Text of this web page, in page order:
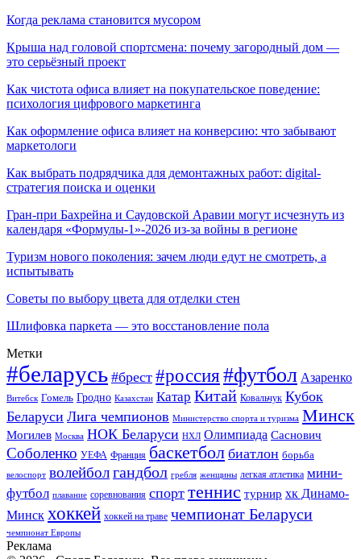
Когда реклама становится мусором
Крыша над головой спортсмена: почему загородный дом —
это серьёзный проект
Как чистота офиса влияет на покупательское поведение:
психология цифрового маркетинга
Как оформление офиса влияет на конверсию: что забывают
маркетологи
Как выбрать подрядчика для демонтажных работ: digital-
стратегия поиска и оценки
Гран-при Бахрейна и Саудовской Аравии могут исчезнуть из
календаря «Формулы-1»-2026 из-за войны в регионе
Туризм нового поколения: зачем люди едут не смотреть, а
испытывать
Советы по выбору цвета для отделки стен
Шлифовка паркета — это восстановление пола
Метки
#беларусь #брест #россия#футбол Азаренко
Витебск Гомель Гродно Казахстан Катар Китай Ковальчук Кубок
Беларуси Лига чемпионов Министерство спорта и туризма Минск
Могилев Москва НОК Беларуси НХЛ Олимпиада Саснович
Соболенко УЕФА Франция баскетбол биатлон борьба
велоспорт волейболгандбол гребля женщины легкая атлетика мини-
футбол плавание соревнования спорт теннис турнир хк Динамо-
Минск хоккей хоккей на траве чемпионат Беларуси
чемпионат Европы
Реклама